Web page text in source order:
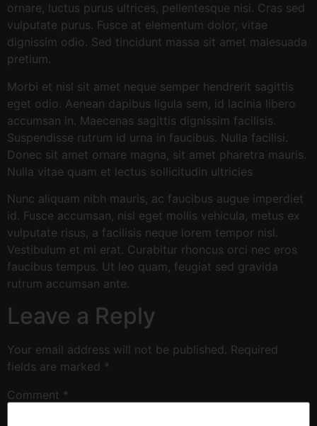
ornare, luctus purus ultrices, pellentesque nisi. Cras sed
vulputate purus. Fusce at elementum dolor, vitae
dignissim odio. Sed tincidunt massa sit amet malesuada
pretium.
Morbi et nisl sit amet neque semper hendrerit sagittis
eget odio. Aenean dapibus ligula sem, id lacinia libero
accumsan in. Maecenas sagittis dignissim facilisis.
Suspendisse rutrum id urna in faucibus. Nulla facilisi.
Donec sit amet ornare magna, sit amet pharetra mauris.
Nulla vitae quam et lectus sollicitudin ultricies
Nunc aliquam nibh mauris, ac faucibus augue imperdiet
id. Fusce accumsan, nisl eget mollis vehicula, metus ex
vulputate risus, a facilisis neque lorem tempor nisl.
Vestibulum et mi erat. Curabitur rhoncus orci nec eros
faucibus tempus. Ut leo quam, feugiat sed gravida
rutrum accumsan ante.
Leave a Reply
Your email address will not be published. Required
fields are marked *
Comment *